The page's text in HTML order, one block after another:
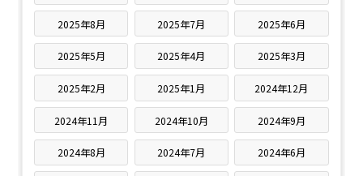
2025年8月 2025年7月 2025年6月
2025年5月 2025年4月 2025年3月
2025年2月 2025年1月 2024年12月
2024年11月 2024年10月 2024年9月
2024年8月 2024年7月 2024年6月